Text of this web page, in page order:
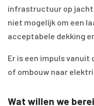
infrastructuur op
niet mogelijk om een
acceptabele dekking
Er is een impuls vanuit
of ombouw naar
Wat willen we